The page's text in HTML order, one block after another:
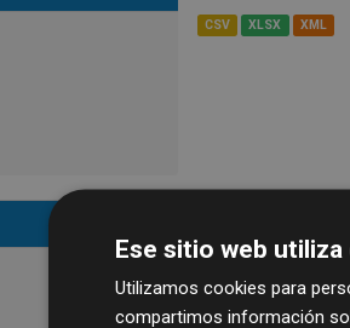
CSV XLSX XML
Ese sitio web
Utilizamos cookies para
compartimos información